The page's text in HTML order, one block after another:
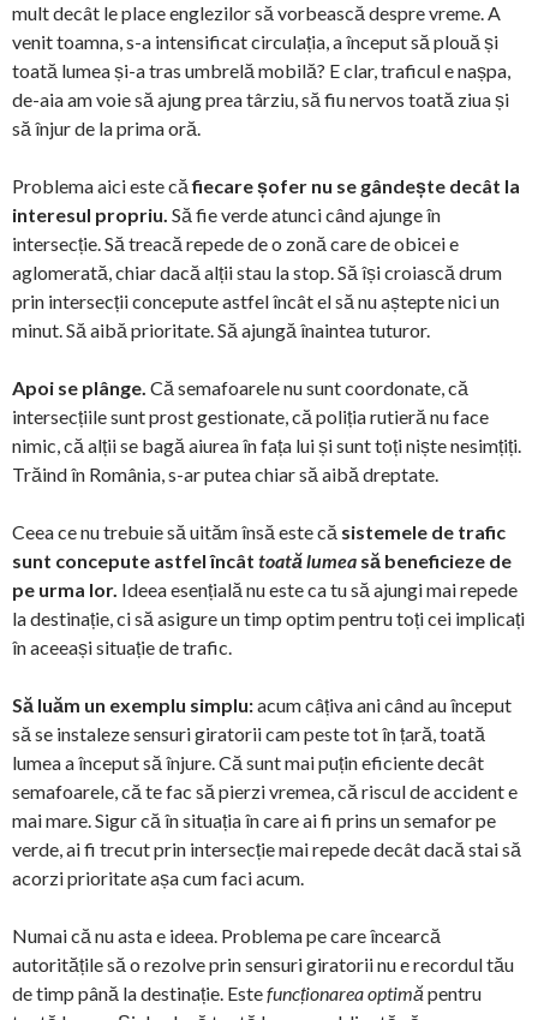
mult decât le place englezilor să vorbească despre vreme. A
venit toamna, s-a intensificat circulația, a început să plouă și
toată lumea și-a tras umbrelă mobilă? E clar, traficul e nașpa,
de-aia am voie să ajung prea târziu, să fiu nervos toată ziua și
să înjur de la prima oră.
Problema aici este căfiecare șofer nu se gândește decât la
interesul propriu. Să fie verde atunci când ajunge în
intersecție. Să treacă repede de o zonă care de obicei e
aglomerată, chiar dacă alții stau la stop. Să își croiască drum
prin intersecții concepute astfel încât el să nu aștepte nici un
minut. Să aibă prioritate. Să ajungă înaintea tuturor.
Apoi se plânge. Că semafoarele nu sunt coordonate, că
intersecțiile sunt prost gestionate, că poliția rutieră nu face
nimic, că alții se bagă aiurea în fața lui și sunt toți niște nesimțiți.
Trăind în România, s-ar putea chiar să aibă dreptate.
Ceea ce nu trebuie să uităm însă este că sistemele de trafic
sunt concepute astfel încât toată lumea să beneficieze de
pe urma lor. Ideea esențială nu este ca tu să ajungi mai repede
la destinație, ci să asigure un timp optim pentru toți cei implicați
în aceeași situație de trafic.
Să luăm un exemplu simplu:acum câțiva ani când au început
să se instaleze sensuri giratorii cam peste tot în țară, toată
lumea a început să înjure. Că sunt mai puțin eficiente decât
semafoarele, că te fac să pierzi vremea, că riscul de accident e
mai mare. Sigur că în situația în care ai fi prins un semafor pe
verde, ai fi trecut prin intersecție mai repede decât dacă stai să
acorzi prioritate așa cum faci acum.
Numai că nu asta e ideea. Problema pe care încearcă
autoritățile să o rezolve prin sensuri giratorii nu e recordul tău
de timp până la destinație. Estefuncționarea optimă pentru